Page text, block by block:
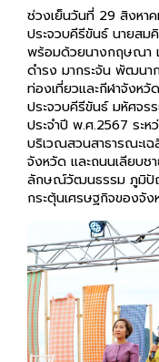
ช่วงเย็นวันที่ 29 สิงหา
ประจวบคีรีขันธ์ นายสม
พร้อมด้วยนางกฤษณา
ดำรง มากระจัน พัฒนา
ท่องเที่ยวและกีฬาจังห
ประจวบคีรีขันธ์ มหัศจร
ประจำปี พ.ศ.2567 ระ
บริเวณสวนสาธารณะเฉ
จังหวัด และถนนเลียบช
ลักษณ์วัฒนธรรม ภูมิปั
กระตุ้นเศรษฐกิจของจั